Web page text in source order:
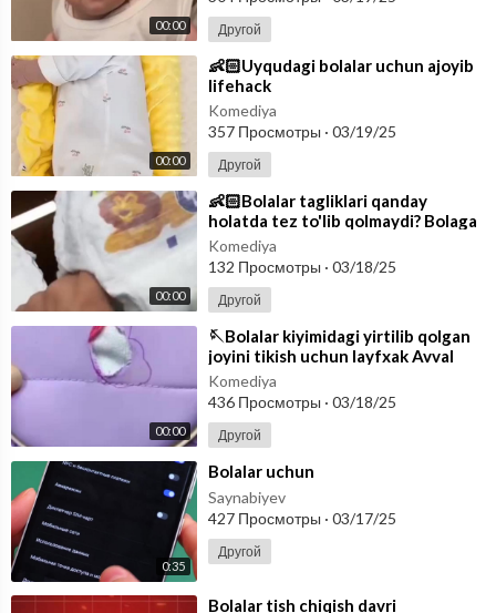
00:00 Другой
00:00
⁣👶🏻Uyqudagi bolalar uchun ajoyib
lifehack
Komediya
357 Просмотры · 03/19/25
Другой
00:00
⁣👶🏻Bolalar tagliklari qanday
holatda tez to'lib qolmaydi? Bolaga
taglik kiydirishdan avval tagl
Komediya
132 Просмотры · 03/18/25
Другой
00:00
⁣🪡Bolalar kiyimidagi yirtilib qolgan
joyini tikish uchun layfxak Avval
kurtka sentifonini ichiga jo
Komediya
436 Просмотры · 03/18/25
Другой
0:35
⁣Bolalar uchun
Saynabiyev
427 Просмотры · 03/17/25
Другой
⁣Bolalar tish chiqish davri